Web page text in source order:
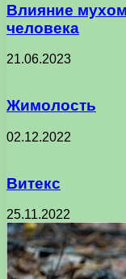
Влияние
человека
21.06.2023
Жимолость
02.12.2022
Витекс
25.11.2022